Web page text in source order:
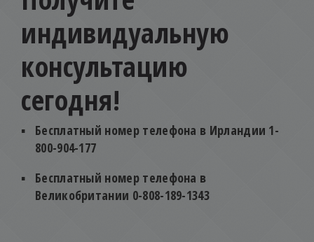
индивидуальную
консультацию
сегодня!
Бесплатный номер телефона в Ирландии 1-
800-904-177
Бесплатный номер телефона в
Великобритании 0-808-189-1343